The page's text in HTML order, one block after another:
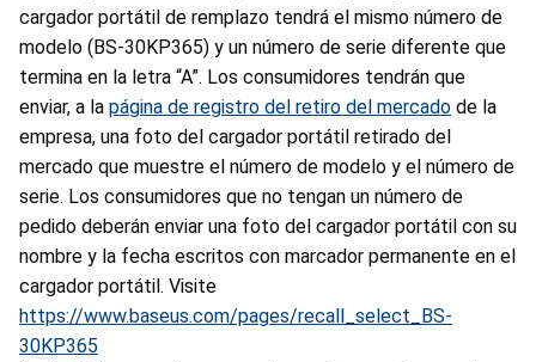
cargador portátil de remplazo tendrá el mismo número de
modelo (BS-30KP365) y un número de serie diferente que
termina en la letra “A”. Los consumidores tendrán que
enviar, a la página de registro del retiro del mercado de la
empresa, una foto del cargador portátil retirado del
mercado que muestre el número de modelo y el número de
serie. Los consumidores que no tengan un número de
pedido deberán enviar una foto del cargador portátil con su
nombre y la fecha escritos con marcador permanente en el
cargador portátil. Visite
https://www.baseus.com/pages/recall_select_BS-
30KP365